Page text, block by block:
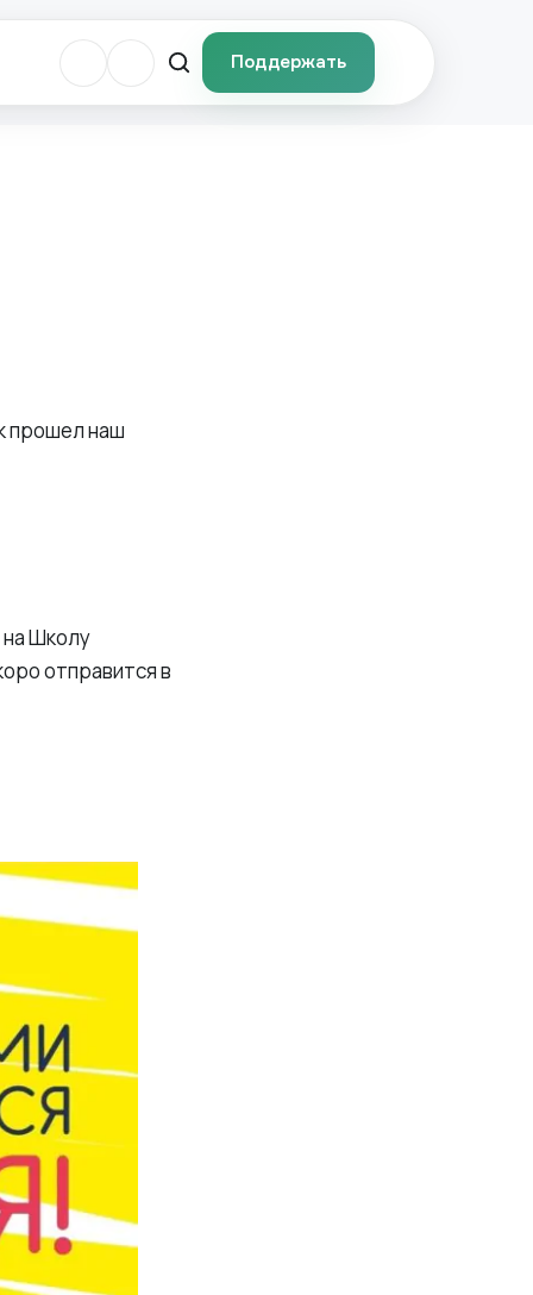
Поддержать
прошел наш
на Школу
отправится в